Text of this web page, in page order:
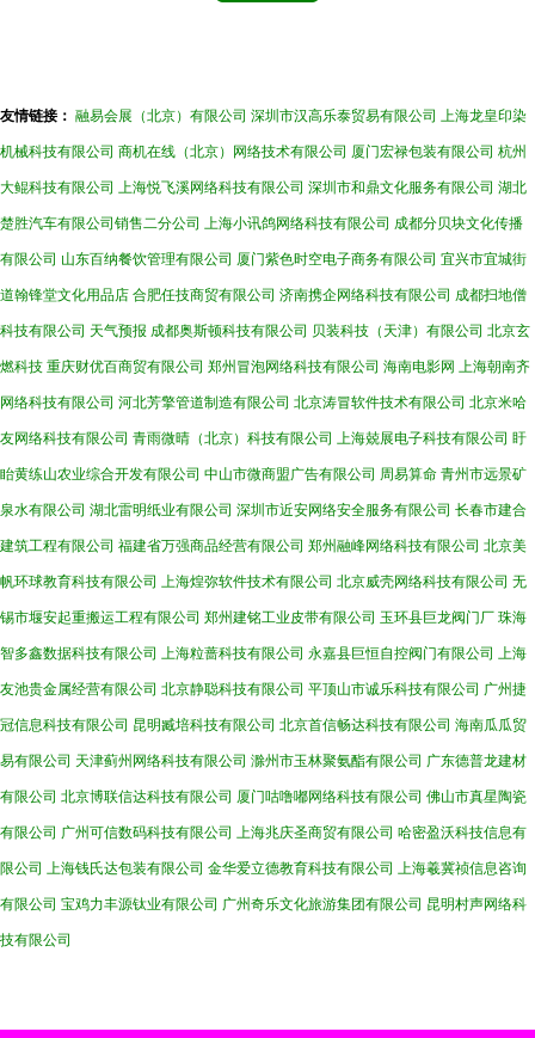
友情链接： 融易会展（北京）有限公司 深圳市汉高乐泰贸易有限公司 上海龙皇印染
机械科技有限公司 商机在线（北京）网络技术有限公司 厦门宏禄包装有限公司 杭州
大鲲科技有限公司 上海悦飞溪网络科技有限公司 深圳市和鼎文化服务有限公司 湖北
楚胜汽车有限公司销售二分公司 上海小讯鸽网络科技有限公司 成都分贝块文化传播
有限公司 山东百纳餐饮管理有限公司 厦门紫色时空电子商务有限公司 宜兴市宜城街
道翰锋堂文化用品店 合肥任技商贸有限公司 济南携企网络科技有限公司 成都扫地僧
科技有限公司 天气预报 成都奥斯顿科技有限公司 贝装科技（天津）有限公司 北京玄
燃科技 重庆财优百商贸有限公司 郑州冒泡网络科技有限公司 海南电影网 上海朝南齐
网络科技有限公司 河北芳擎管道制造有限公司 北京涛冒软件技术有限公司 北京米哈
友网络科技有限公司 青雨微晴（北京）科技有限公司 上海兢展电子科技有限公司 盱
眙黄练山农业综合开发有限公司 中山市微商盟广告有限公司 周易算命 青州市远景矿
泉水有限公司 湖北雷明纸业有限公司 深圳市近安网络安全服务有限公司 长春市建合
建筑工程有限公司 福建省万强商品经营有限公司 郑州融峰网络科技有限公司 北京美
帆环球教育科技有限公司 上海煌弥软件技术有限公司 北京威壳网络科技有限公司 无
锡市堰安起重搬运工程有限公司 郑州建铭工业皮带有限公司 玉环县巨龙阀门厂 珠海
智多鑫数据科技有限公司 上海粒蔷科技有限公司 永嘉县巨恒自控阀门有限公司 上海
友池贵金属经营有限公司 北京静聪科技有限公司 平顶山市诚乐科技有限公司 广州捷
冠信息科技有限公司 昆明臧培科技有限公司 北京首信畅达科技有限公司 海南瓜瓜贸
易有限公司 天津蓟州网络科技有限公司 滁州市玉林聚氨酯有限公司 广东德普龙建材
有限公司 北京博联信达科技有限公司 厦门咕噜嘟网络科技有限公司 佛山市真星陶瓷
有限公司 广州可信数码科技有限公司 上海兆庆圣商贸有限公司 哈密盈沃科技信息有
限公司 上海钱氏达包装有限公司 金华爱立德教育科技有限公司 上海羲冀祯信息咨询
有限公司 宝鸡力丰源钛业有限公司 广州奇乐文化旅游集团有限公司 昆明村声网络科
技有限公司